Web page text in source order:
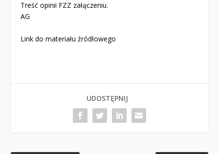
Treść opinii FZZ załączeniu.
AG
Link do materiału źródłowego
UDOSTĘPNIJ